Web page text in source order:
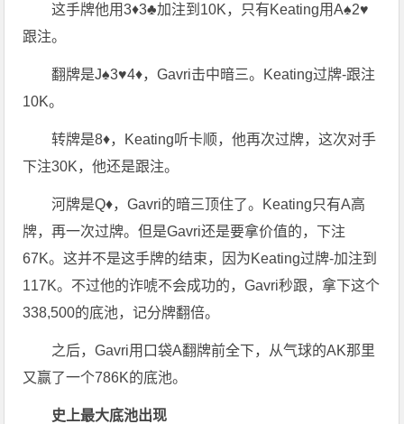
这手牌他用3♦3♣加注到10K，只有Keating用A♠2♥
跟注。
翻牌是J♠3♥4♦，Gavri击中暗三。Keating过牌-跟注
10K。
转牌是8♦，Keating听卡顺，他再次过牌，这次对手
下注30K，他还是跟注。
河牌是Q♦，Gavri的暗三顶住了。Keating只有A高
牌，再一次过牌。但是Gavri还是要拿价值的，下注
67K。这并不是这手牌的结束，因为Keating过牌-加注到
117K。不过他的诈唬不会成功的，Gavri秒跟，拿下这个
338,500的底池，记分牌翻倍。
之后，Gavri用口袋A翻牌前全下，从气球的AK那里
又赢了一个786K的底池。
史上最大底池出现